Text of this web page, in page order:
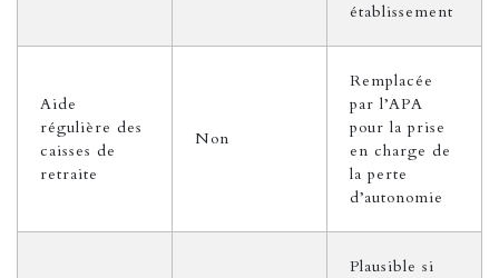
établissement
Aide
régulière des
caisses de
retraite
Non
Remplacée
par l’APA
pour la prise
en charge de
la perte
d’autonomie
Plausible si